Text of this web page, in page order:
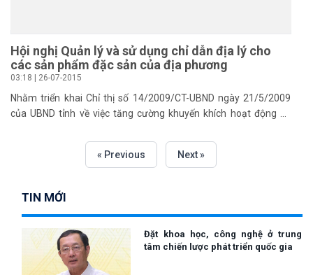
Hội nghị Quản lý và sử dụng chỉ dẫn địa lý cho
các sản phẩm đặc sản của địa phương
03:18 | 26-07-2015
Nhằm triển khai Chỉ thị số 14/2009/CT-UBND ngày 21/5/2009
của UBND tỉnh về việc tăng cường khuyến khích hoạt động sở
các cán bộ quản lý, hộ dân vùng chỉ dẫn địa lý kiến thức về sở
hữu trí tuệ. Ngày 22/8 vừa qua, Sở KH&CN phối hợp với Cục Sở
và sử dụng chỉ dẫn địa lý đối với các đặc sản địa phương.
« Previous Next »
TIN MỚI
Đặt khoa học, công nghệ ở trung
tâm chiến lược phát triển quốc gia